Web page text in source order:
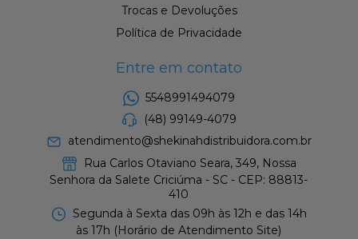
Trocas e Devoluções
Política de Privacidade
Entre em contato
5548991494079
(48) 99149-4079
atendimento@shekinahdistribuidora.com.br
Rua Carlos Otaviano Seara, 349, Nossa
Senhora da Salete Criciúma - SC - CEP: 88813-
410
Segunda à Sexta das 09h às 12h e das 14h
às 17h (Horário de Atendimento Site)